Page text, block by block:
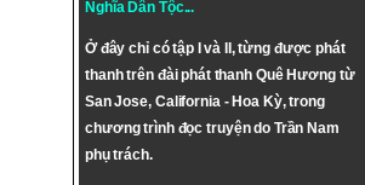
Nghĩa Dân Tộc...
Ở đây chỉ có tập I và II, từng được phát
thanh trên đài phát thanh Quê Hương từ
San Jose, California - Hoa Kỳ, trong
chương trình đọc truyện do Trần Nam
phụ trách.